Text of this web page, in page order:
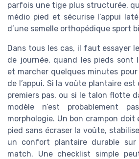
parfois une tige plus structurée,
médio pied et sécurise l’appui
d’une semelle orthopédique sport
Dans tous les cas, il faut essayer
de journée, quand les pieds sont
et marcher quelques minutes
de l’appui. Si la voûte plantaire
premiers pas, ou si le talon flotte
modèle n’est probablement
morphologie. Un bon crampon doit
pied sans écraser la voûte,
un confort plantaire durable
match. Une checklist simple